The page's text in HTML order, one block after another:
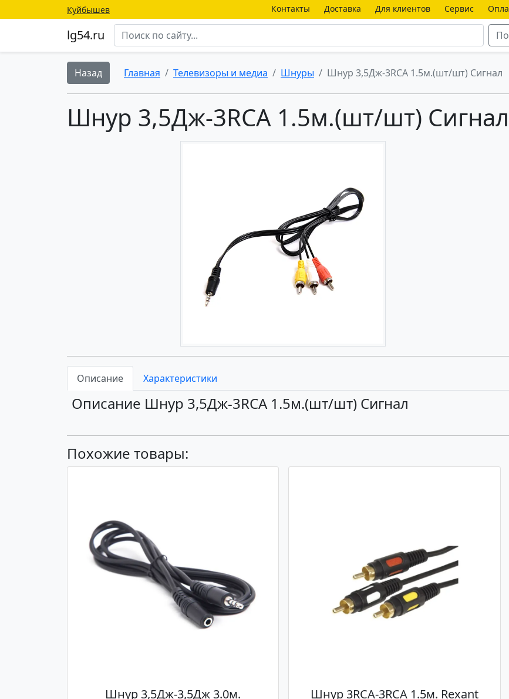
Куйбышев Контакты Доставка Для клиентов Сервис
lg54.ru
Назад Главная Телевизоры и медиа Шнуры Шнур 3,5Дж-3RCA 1.5м.(шт/шт) Сигнал
Шнур 3,5Дж-3RCA 1.5м.(шт/шт) Сигнал
Описание Характеристики
Описание Шнур 3,5Дж-3RCA 1.5м.(шт/шт) Сигнал
Похожие товары:
Шнур 3,5Дж-3,5Дж 3.0м. Шнур 3RCA-3RCA 1.5м. Rexant